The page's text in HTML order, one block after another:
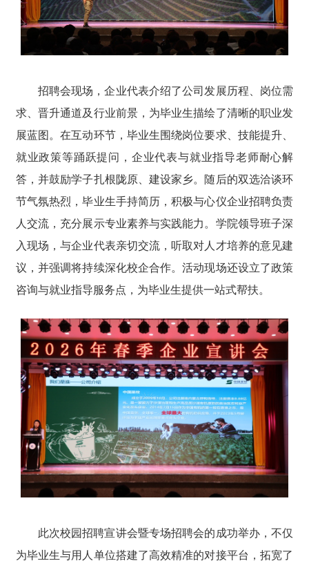
招聘会现场，企业代表介绍了公司发展历程、岗位需
求、晋升通道及行业前景，为毕业生描绘了清晰的职业发
展蓝图。在互动环节，毕业生围绕岗位要求、技能提升、
就业政策等踊跃提问，企业代表与就业指导老师耐心解
答，并鼓励学子扎根陇原、建设家乡。随后的双选洽谈环
节气氛热烈，毕业生手持简历，积极与心仪企业招聘负责
人交流，充分展示专业素养与实践能力。学院领导班子深
入现场，与企业代表亲切交流，听取对人才培养的意见建
议，并强调将持续深化校企合作。活动现场还设立了政策
咨询与就业指导服务点，为毕业生提供一站式帮扶。
此次校园招聘宣讲会暨专场招聘会的成功举办，不仅
为毕业生与用人单位搭建了高效精准的对接平台，拓宽了